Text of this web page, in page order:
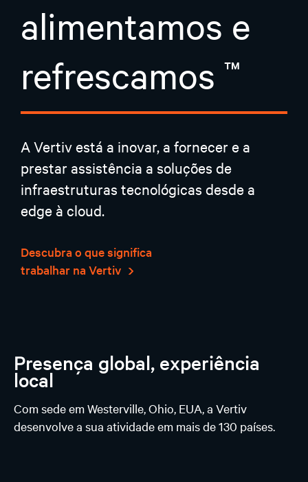
alimentamos e
refrescamos
A Vertiv está a inovar, a fornecer e a
prestar assistência a soluções de
infraestruturas tecnológicas desde a
edge à cloud.
Descubra o que significa
trabalhar na Vertiv
Presença global, experiência
local
Com sede em Westerville, Ohio, EUA, a Vertiv
desenvolve a sua atividade em mais de 130 países.